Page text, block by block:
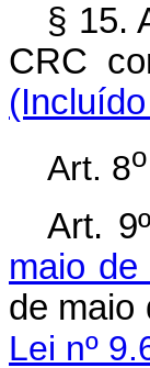
§ 15.
CRC
Art. 8o
Art.
maio de
de maio
Lei nº